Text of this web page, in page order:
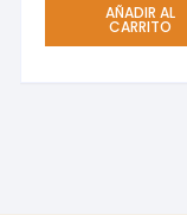
AÑADIR AL
CARRITO